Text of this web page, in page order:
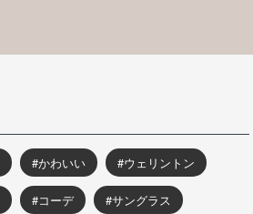
かわいい ウェリントン
コーデ サングラス